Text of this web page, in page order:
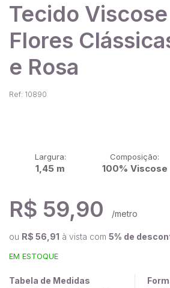
Tecido
Flores
e Rosa
Ref: 10890
Largura:
1,45 m
Composição:
100% Viscose
R$ 59,90 /metro
ou R$ 56,91 à vista com 5% de
EM ESTOQUE
Tabela de Medidas